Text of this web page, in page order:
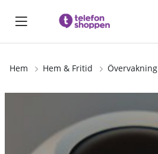
Hem Hem & Fritid Övervakning